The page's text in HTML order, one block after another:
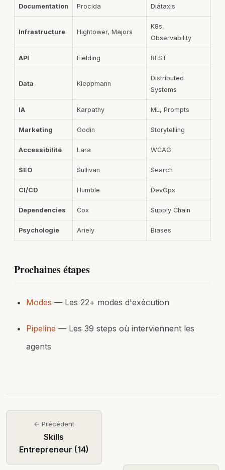
Documentation Procida Diátaxis
Infrastructure Hightower, Majors
K8s,
Observability
API Fielding REST
Data Kleppmann
Distributed
Systems
IA Karpathy ML, Prompts
Marketing Godin Storytelling
Accessibilité Lara WCAG
SEO Sullivan Search
CI/CD Humble DevOps
Dependencies Cox Supply Chain
Psychologie Ariely Biases
Prochaines étapes
Modes — Les 22+ modes d'exécution
Pipeline — Les 39 steps où interviennent les
agents
← Précédent
Skills
Entrepreneur (14)